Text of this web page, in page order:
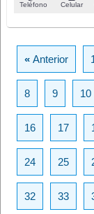
Teléfono Celular
«Anterior
8 9 10
16 17
24 25
32 33